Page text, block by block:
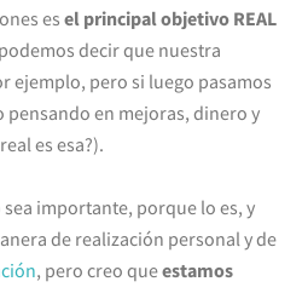
es el principal objetivo REAL
decir que nuestra
ejemplo, pero si luego pasamos
pensando en mejoras, dinero y
es esa?).
importante, porque lo es, y
de realización personal y de
, pero creo queestamos